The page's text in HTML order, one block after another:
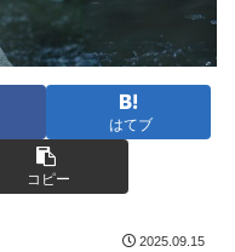
はてブ
コピー
2025.09.15